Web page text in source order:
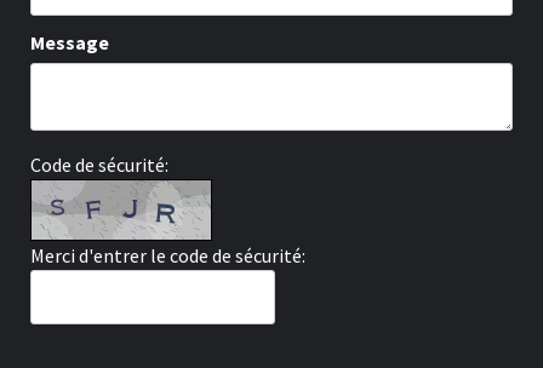
Message
Code de sécurité:
Merci d'entrer le code de sécurité: